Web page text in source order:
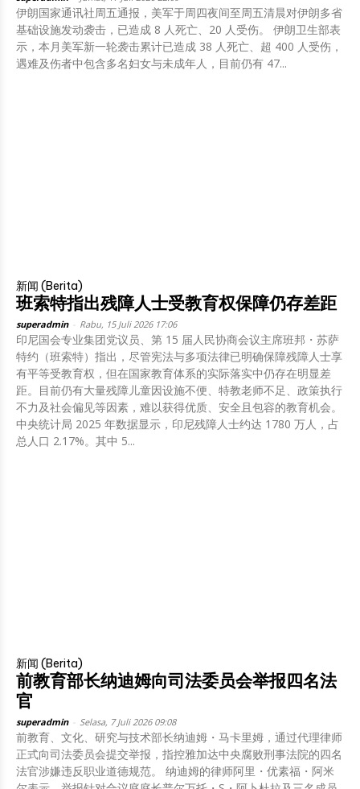
伊朗国家通讯社周五通报，美军于周四夜间至周五清晨对伊朗多省
基础设施发动袭击，已造成 8 人死亡、20 人受伤。 伊朗卫生部表
示，本月美军新一轮袭击累计已造成 38 人死亡、超 400 人受伤，
遇难及伤者中包含多名妇女与未成年人，目前仍有 47...
新闻 (Berita)
班索特指出残障人士受教育权保障仍存差距
superadmin Rabu, 15 Juli 2026 17:06
印尼国会专业集团党议员、第 15 届人民协商会议主席班邦・苏萨
特约（班索特）指出，尽管宪法与多项法律已明确保障残障人士享
有平等受教育权，但在国家教育体系的实际落实中仍存在明显差
距。目前仍有大量残障儿童因设施不便、特教老师不足、政策执行
不力及社会偏见等因素，难以获得优质、安全且包容的教育机会。
中央统计局 2025 年数据显示，印尼残障人士约达 1780 万人，占
总人口 2.17%。其中 5...
新闻 (Berita)
前教育部长纳迪姆向司法委员会举报四名法
官
superadmin Selasa, 7 Juli 2026 09:08
前教育、文化、研究与技术部长纳迪姆・马卡里姆，通过代理律师
正式向司法委员会提交举报，指控雅加达中央腐败刑事法院的四名
法官涉嫌违反职业道德规范。 纳迪姆的律师阿里・优素福・阿米